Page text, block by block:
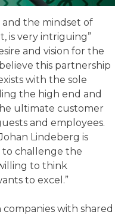
and the mindset of
is very intriguing”
and vision for the
this partnership
with the sole
the high end and
ultimate customer
and employees.
Lindeberg is
to challenge the
to think
to excel.”
with shared